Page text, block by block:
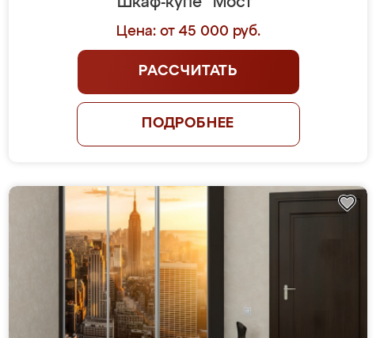
Цена: от 45 000 руб.
РАССЧИТАТЬ
ПОДРОБНЕЕ